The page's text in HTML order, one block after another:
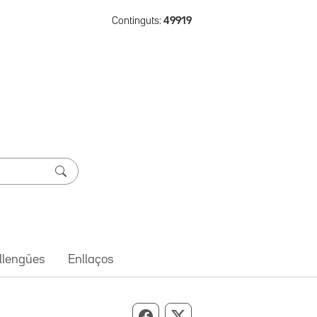
Continguts: 49919
Enllaços